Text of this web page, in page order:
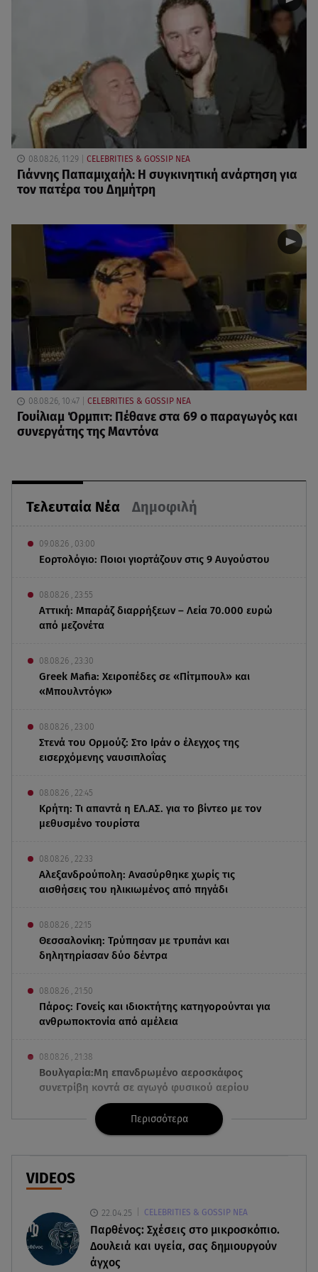
Τελευταία Νέα Δημοφιλή
09.08.26 , 03:00
Εορτολόγιο: Ποιοι γιορτάζουν στις 9 Αυγούστου
08.08.26 , 23:55
Αττική: Μπαράζ διαρρήξεων – Λεία 70.000 ευρώ
από μεζονέτα
08.08.26 , 23:30
Greek Mafia: Χειροπέδες σε «Πίτμπουλ» και
«Μπουλντόγκ»
08.08.26 , 23:00
Στενά του Ορμούζ: Στο Ιράν ο έλεγχος της
εισερχόμενης ναυσιπλοΐας
08.08.26 , 22:45
Κρήτη: Τι απαντά η ΕΛ.ΑΣ. για το βίντεο με τον
μεθυσμένο τουρίστα
08.08.26 , 22:33
Αλεξανδρούπολη: Ανασύρθηκε χωρίς τις
αισθήσεις του ηλικιωμένος από πηγάδι
08.08.26 , 22:15
Θεσσαλονίκη: Τρύπησαν με τρυπάνι και
δηλητηρίασαν δύο δέντρα
08.08.26 , 21:50
Πάρος: Γονείς και ιδιοκτήτης κατηγορούνται για
ανθρωποκτονία από αμέλεια
08.08.26 , 21:38
Βουλγαρία:Μη επανδρωμένο αεροσκάφος
συνετρίβη κοντά σε αγωγό φυσικού αερίου
Φωτιά στην Αττικοβοιωτία: Ενέργεια ίση με έξι
ατομικές βόμβες
08.08.26 , 21:20
«Ισλαμικό ΝΑΤΟ»: Πώς επηρεάζεται η Ελλάδα
από τη νέα συμμαχία
08.08.26 , 19:19
Περισσότερα
VIDEOS
22.04.25 CELEBRITIES & GOSSIP ΝΕΑ
Παρθένος: Σχέσεις στο μικροσκόπιο.
Δουλειά και υγεία, σας δημιουργούν
άγχος
08.08.26, 11:29 CELEBRITIES & GOSSIP ΝΕΑ
Γιάννης Παπαμιχαήλ: Η συγκινητική ανάρτηση για
τον πατέρα του Δημήτρη
08.08.26, 10:47 CELEBRITIES & GOSSIP ΝΕΑ
Γουίλιαμ Όρμπιτ: Πέθανε στα 69 ο παραγωγός και
συνεργάτης της Μαντόνα